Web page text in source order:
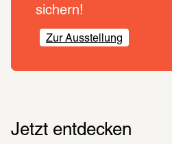
sichern!
Zur Ausstellung
Jetzt entdecken